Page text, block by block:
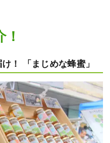
！ 「まじめな蜂蜜」